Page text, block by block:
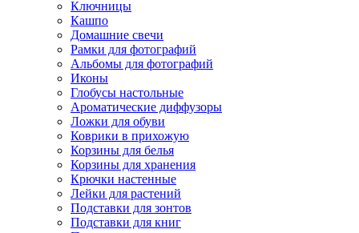
Ключницы
Кашпо
Домашние свечи
Рамки для фотографий
Альбомы для фотографий
Иконы
Глобусы настольные
Ароматические диффузоры
Ложки для обуви
Коврики в прихожую
Корзины для белья
Корзины для хранения
Крючки настенные
Лейки для растений
Подставки для зонтов
Подставки для книг